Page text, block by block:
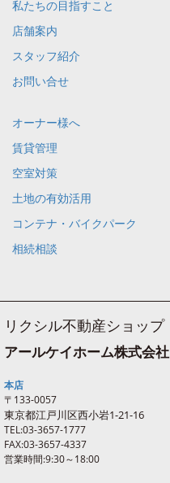
私たちの目指すこと
店舗案内
スタッフ紹介
お問い合せ
オーナー様へ
賃貸管理
空室対策
土地の有効活用
コンテナ・バイクパーク
相続相談
リクシル不動産ショップ
アールケイホーム株式会社
本店
〒133-0057
東京都江戸川区西小岩1-21-16
TEL:03-3657-1777
FAX:03-3657-4337
営業時間:9:30～18:00